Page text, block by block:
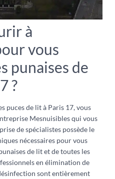
à
vous
punaises de
?
puces de lit à Paris 17, vous
Mesnuisibles qui vous
de spécialistes possède le
nécessaires pour vous
de lit et de toutes les
en élimination de
sont entièrement